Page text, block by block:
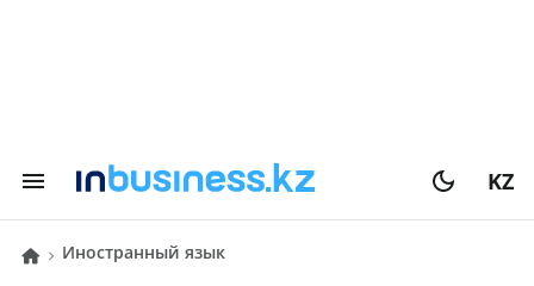
KZ
иностранный язык